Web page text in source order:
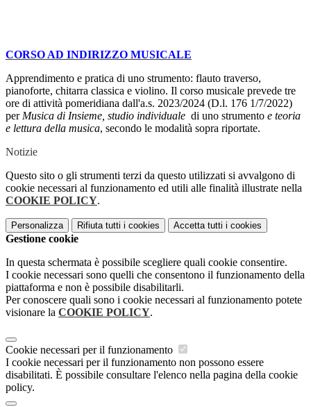
CORSO AD INDIRIZZO MUSICALE
Apprendimento e pratica di uno strumento: flauto traverso,
pianoforte, chitarra classica e violino. Il corso musicale prevede tre
ore di attività pomeridiana dall'a.s. 2023/2024 (D.l. 176 1/7/2022)
per Musica di Insieme, studio individuale di uno strumento e teoria
e lettura della musica, secondo le modalità sopra riportate.
Notizie
Questo sito o gli strumenti terzi da questo utilizzati si avvalgono di
cookie necessari al funzionamento ed utili alle finalità illustrate nella
COOKIE POLICY.
Personalizza Rifiuta tutti i cookies Accetta tutti i cookies
Gestione cookie
In questa schermata è possibile scegliere quali cookie consentire.
I cookie necessari sono quelli che consentono il funzionamento della
piattaforma e non è possibile disabilitarli.
Per conoscere quali sono i cookie necessari al funzionamento potete
visionare la COOKIE POLICY.
Cookie necessari per il funzionamento
I cookie necessari per il funzionamento non possono essere
disabilitati. È possibile consultare l'elenco nella pagina della cookie
policy.